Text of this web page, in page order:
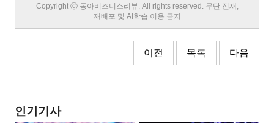
Copyright Ⓒ 동아비즈니스리뷰. All rights reserved. 무단 전재,
재배포 및 AI학습 이용 금지
이전 목록 다음
인기기사